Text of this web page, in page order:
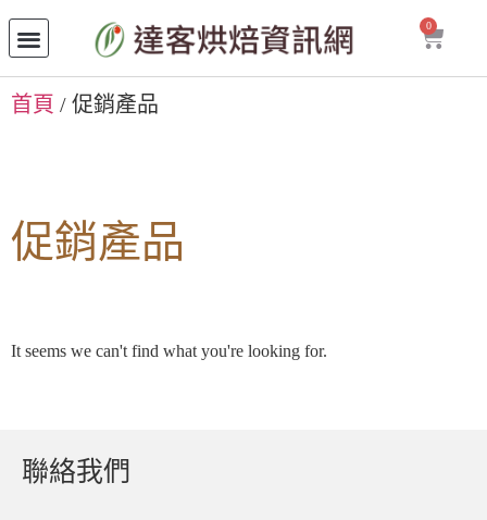
0
首頁 / 促銷產品
促銷產品
It seems we can't find what you're looking for.
聯絡我們